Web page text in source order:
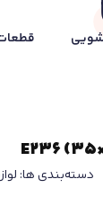
دسته‌بندی ها: